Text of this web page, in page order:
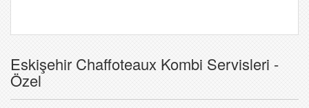
Eskişehir Chaffoteaux Kombi Servisleri -
Özel